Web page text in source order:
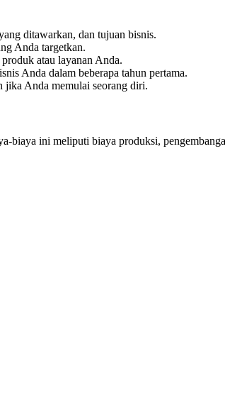
ditawarkan, dan tujuan bisnis.
Anda targetkan.
atau layanan Anda.
Anda dalam beberapa tahun pertama.
jika Anda memulai seorang diri.
ini meliputi biaya produksi,